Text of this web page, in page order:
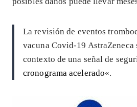
La revisión de eventos
vacuna Covid-19 AstraZeneca
contexto de una señal de
cronograma acelerado«.